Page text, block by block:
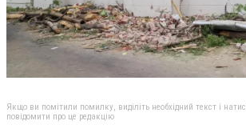
Якщо ви помітили помилку, виділіть необхідний текст і
повідомити про це редакцію